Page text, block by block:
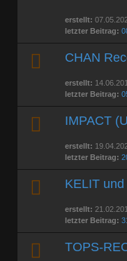
erstellt:
letzter Beitrag:
CHAN
erstellt:
letzter Beitrag:
IMPACT
erstellt:
letzter Beitrag:
KELIT
erstellt:
letzter Beitrag:
TOPS-